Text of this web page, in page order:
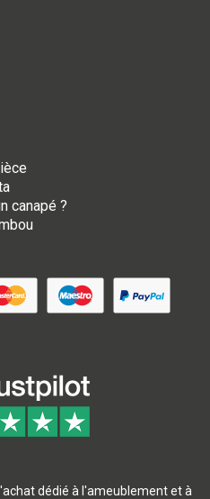
canapé ?
dédié à l'ameublement et à